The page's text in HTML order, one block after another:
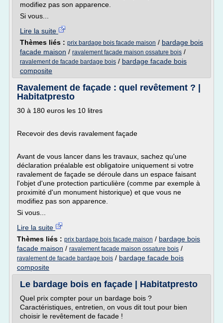
modifiez pas son apparence.
Si vous...
Lire la suite
Thèmes liés : prix bardage bois facade maison / bardage bois
facade maison / ravalement facade maison ossature bois /
ravalement de facade bardage bois / bardage facade bois
composite
Ravalement de façade : quel revêtement ? |
Habitatpresto
30 à 180 euros les 10 litres
Recevoir des devis ravalement façade
Avant de vous lancer dans les travaux, sachez qu'une
déclaration préalable est obligatoire uniquement si votre
ravalement de façade se déroule dans un espace faisant
l'objet d'une protection particulière (comme par exemple à
proximité d'un monument historique) et que vous ne
modifiez pas son apparence.
Si vous...
Lire la suite
Thèmes liés : prix bardage bois facade maison / bardage bois
facade maison / ravalement facade maison ossature bois /
ravalement de facade bardage bois / bardage facade bois
composite
Le bardage bois en façade | Habitatpresto
Quel prix compter pour un bardage bois ?
Caractéristiques, entretien, on vous dit tout pour bien
choisir le revêtement de facade !